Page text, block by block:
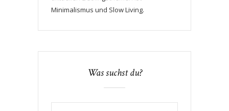
Minimalismus und Slow Living.
Was suchst du?